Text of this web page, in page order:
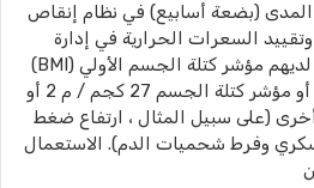
(بضعة أسابيع) في نظام إنقاص
وتقييد السعرات الحرارية في إدارة
السمنة لدى المرضى الذين لديهم مؤشر كتلة الجسم الأولي (BMI)
يبلغ 30 كجم / م 2 أو أكبر ، أو مؤشر كتلة الجسم 27 كجم / م 2 أو
(على سبيل المثال ، ارتفاع ضغط
وفرط شحميات الدم). الاستعمال